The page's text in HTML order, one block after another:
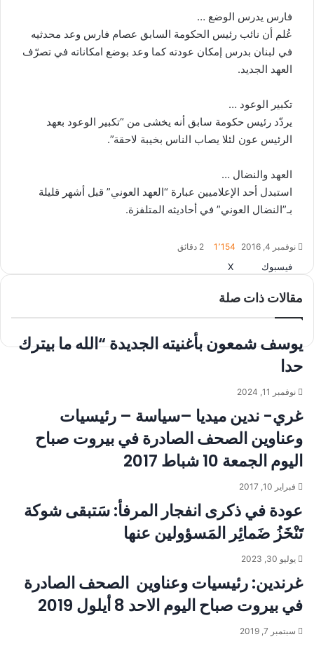
فارس يدرس الوضع …
عُلم أن نائب رئيس الحكومة السابق عصام فارس وعد محدثيه
في لبنان بدرس إمكان عودته كما وعد بوضع امكاناته في تصرّف
العهد الجديد.
تكبير الوعود …
يردّد رئيس حكومة سابق أنه يخشى من “تكبير الوعود بعهد
الرئيس عون لئلا يصاب الناس بخيبة لاحقة”.
العهد والنضال …
استبدل أحد الإعلاميين عبارة “العهد العوني” قبل أشهر قليلة
بـ”النضال العوني” في أحاديثه المتلفزة.
نوفمبر 4, 2016 1٬154
فيسبوك ‫X
مقالات ذات صلة
يوسف شمعون بأغنيته الجديدة “الله ما بيترك
حدا
نوفمبر 11, 2024
غري- ندين ميديا –سياسة – رئيسيات
وعناوين الصحف الصادرة في بيروت صباح
اليوم الجمعة 10 شباط 2017
فبراير 10, 2017
عودة في ذكرى انفجار المرفأ: سَتبقى شوكة
تَنْخَزُ ضَمائِر المَسؤولين عنها
يوليو 30, 2023
غرندين: رئيسيات وعناوين الصحف الصادرة
في بيروت صباح اليوم الاحد 8 أيلول 2019
سبتمبر 7, 2019